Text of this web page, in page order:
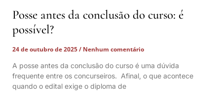
Posse antes da conclusão do curso: é
possível?
24 de outubro de 2025
Nenhum comentário
A posse antes da conclusão do curso é uma dúvida
frequente entre os concurseiros. Afinal, o que acontece
quando o edital exige o diploma de